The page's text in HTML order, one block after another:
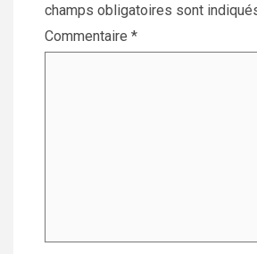
champs obligatoires sont
Commentaire *